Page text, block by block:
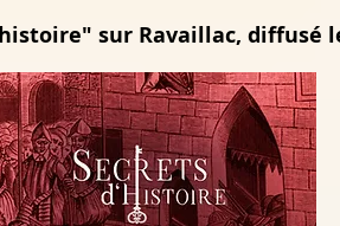
sur Ravaillac, diffusé